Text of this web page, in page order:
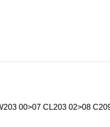
00>07 CL203 02>08